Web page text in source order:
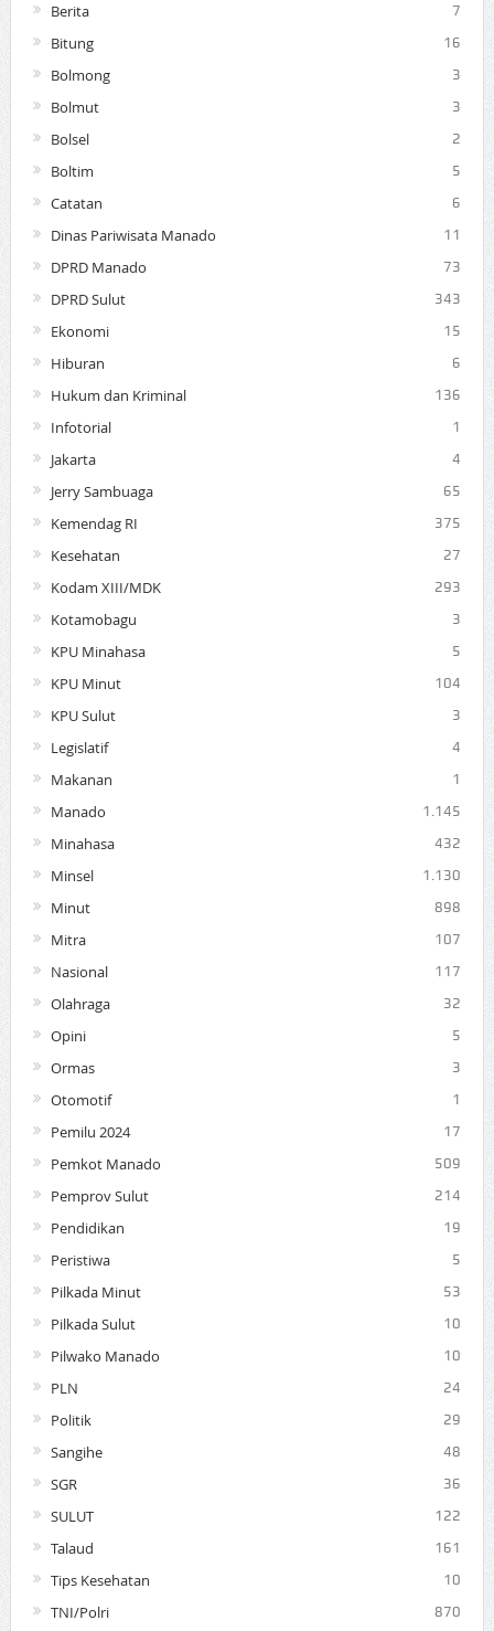
Berita 7
Bitung 16
Bolmong 3
Bolmut 3
Bolsel 2
Boltim 5
Catatan 6
Dinas Pariwisata Manado 11
DPRD Manado 73
DPRD Sulut 343
Ekonomi 15
Hiburan 6
Hukum dan Kriminal 136
Infotorial 1
Jakarta 4
Jerry Sambuaga 65
Kemendag RI 375
Kesehatan 27
Kodam XIII/MDK 293
Kotamobagu 3
KPU Minahasa 5
KPU Minut 104
KPU Sulut 3
Legislatif 4
Makanan 1
Manado 1.145
Minahasa 432
Minsel 1.130
Minut 898
Mitra 107
Nasional 117
Olahraga 32
Opini 5
Ormas 3
Otomotif 1
Pemilu 2024 17
Pemkot Manado 509
Pemprov Sulut 214
Pendidikan 19
Peristiwa 5
Pilkada Minut 53
Pilkada Sulut 10
Pilwako Manado 10
PLN 24
Politik 29
Sangihe 48
SGR 36
SULUT 122
Talaud 161
Tips Kesehatan 10
TNI/Polri 870